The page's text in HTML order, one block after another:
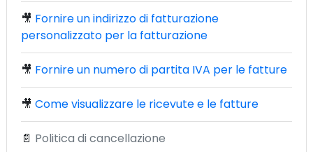
🎥 Fornire un indirizzo di fatturazione
personalizzato per la fatturazione
🎥 Fornire un numero di partita IVA per le fatture
🎥 Come visualizzare le ricevute e le fatture
📄 Politica di cancellazione